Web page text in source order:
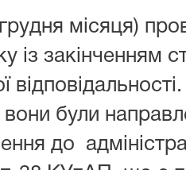
місяця)
із закінченням
були
до